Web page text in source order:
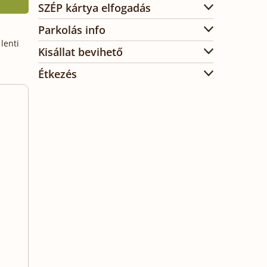
lenti
SZÉP kártya elfogadás
Parkolás info
Kisállat bevihető
Étkezés